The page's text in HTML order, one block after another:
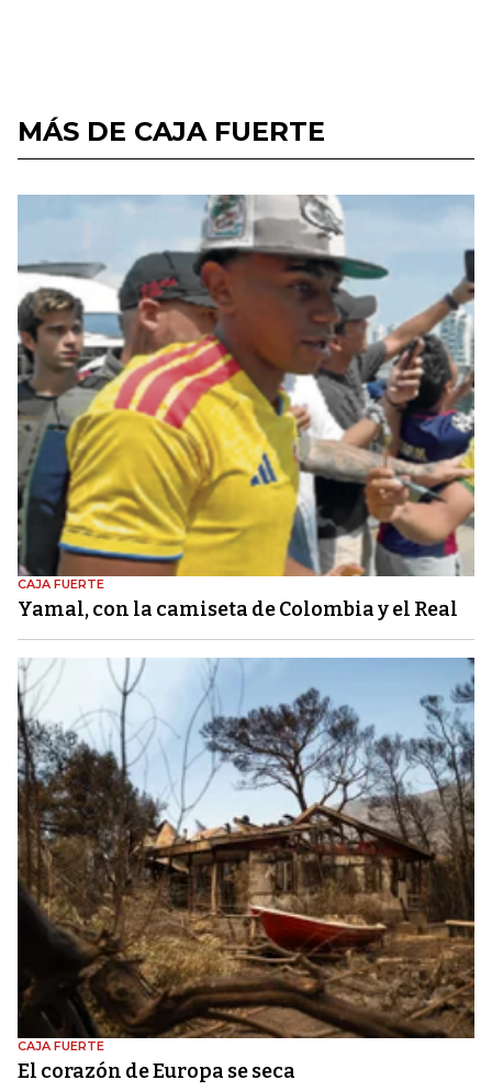
MÁS DE CAJA FUERTE
CAJA FUERTE
Yamal, con la camiseta de Colombia y el Real
CAJA FUERTE
El corazón de Europa se seca